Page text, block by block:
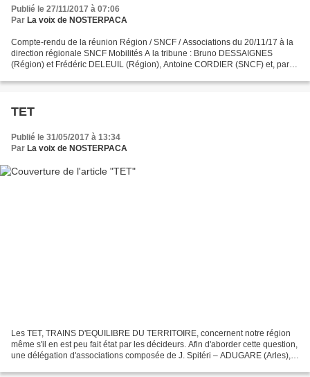
Publié le 27/11/2017 à 07:06
Par La voix de NOSTERPACA
Compte-rendu de la réunion Région / SNCF / Associations du 20/11/17 à la
direction régionale SNCF Mobilités A la tribune : Bruno DESSAIGNES
(Région) et Frédéric DELEUIL (Région), Antoine CORDIER (SNCF) et, par
TET
Publié le 31/05/2017 à 13:34
Par La voix de NOSTERPACA
Les TET, TRAINS D'EQUILIBRE DU TERRITOIRE, concernent notre région
même s'il en est peu fait état par les décideurs. Afin d'aborder cette question,
une délégation d'associations composée de J. Spitéri – ADUGARE (Arles),